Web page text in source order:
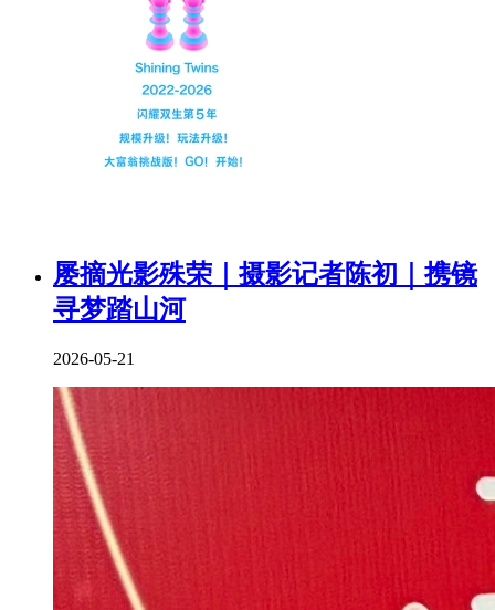
屡摘光影殊荣｜摄影记者陈初｜携镜
寻梦踏山河
2026-05-21